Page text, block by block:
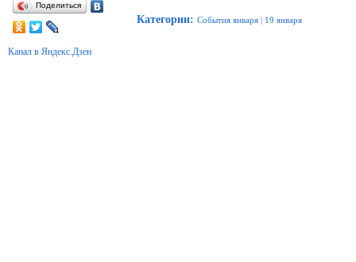
Поделиться
Канал в Яндекс.Дзен
Категории: События января | 19 января